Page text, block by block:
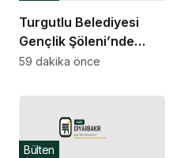
Turgutlu Belediyesi
Gençlik Şöleni’nde
müzik ve halk oyunları
59 dakika önce
Bülten